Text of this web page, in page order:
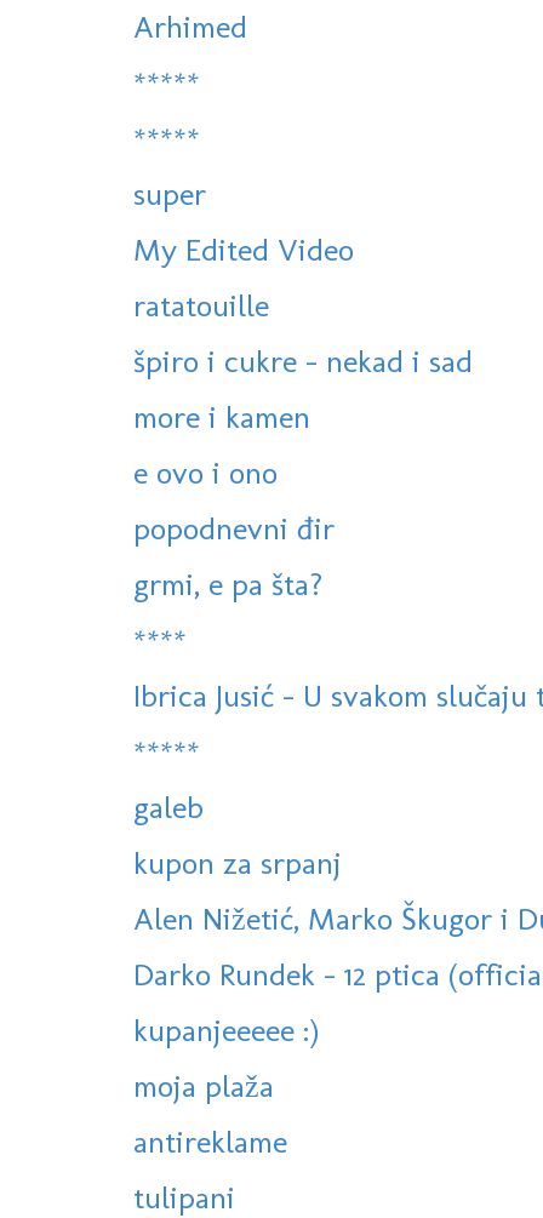
Arhimed
*****
*****
super
My Edited Video
ratatouille
špiro i cukre - nekad i sad
more i kamen
e ovo i ono
popodnevni đir
grmi, e pa šta?
****
Ibrica Jusić - U svakom
*****
galeb
kupon za srpanj
Alen Nižetić, Marko Škugor i
Darko Rundek - 12 ptica
kupanjeeeee :)
moja plaža
antireklame
tulipani